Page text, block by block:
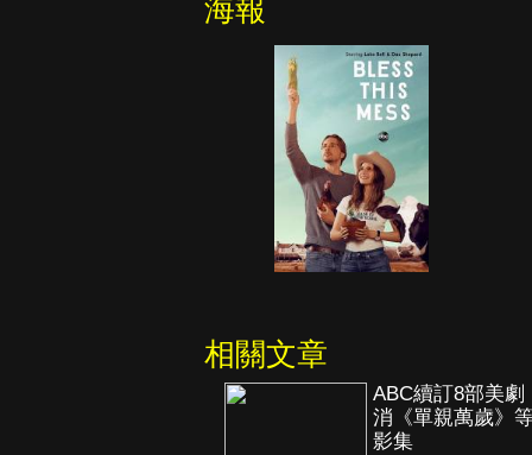
海報
相關文章
ABC續訂8部美劇
消《單親萬歲》
影集